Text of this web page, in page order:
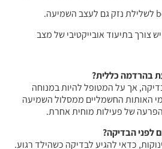
צורך בתיעוד אובייקטיבי של מצב
בהרדמה כללית?
אך על המטופל להיות במנוחה
האותות החשמליים ממסלול השמיעה
הפרעה של פעילות מוחית אחרת.
לפני הבדיקה?
כדאי להגיע לבדיקה כשהילד רגוע.